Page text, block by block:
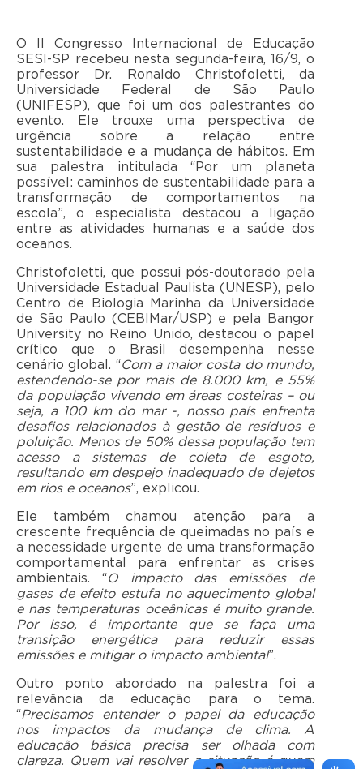
O II Congresso Internacional de Educação
SESI-SP recebeu nesta segunda-feira, 16/9, o
professor Dr. Ronaldo Christofoletti, da
Universidade Federal de São Paulo
(UNIFESP), que foi um dos palestrantes do
evento. Ele trouxe uma perspectiva de
urgência sobre a relação entre
sustentabilidade e a mudança de hábitos. Em
sua palestra intitulada “Por um planeta
possível: caminhos de sustentabilidade para a
transformação de comportamentos na
escola”, o especialista destacou a ligação
entre as atividades humanas e a saúde dos
oceanos.
Christofoletti, que possui pós-doutorado pela
Universidade Estadual Paulista (UNESP), pelo
Centro de Biologia Marinha da Universidade
de São Paulo (CEBIMar/USP) e pela Bangor
University no Reino Unido, destacou o papel
crítico que o Brasil desempenha nesse
cenário global. “Com a maior costa do mundo,
estendendo-se por mais de 8.000 km, e 55%
da população vivendo em áreas costeiras – ou
seja, a 100 km do mar -, nosso país enfrenta
desafios relacionados à gestão de resíduos e
poluição. Menos de 50% dessa população tem
acesso a sistemas de coleta de esgoto,
resultando em despejo inadequado de dejetos
em rios e oceanos”, explicou.
Ele também chamou atenção para a
crescente frequência de queimadas no país e
a necessidade urgente de uma transformação
comportamental para enfrentar as crises
ambientais. “O impacto das emissões de
gases de efeito estufa no aquecimento global
e nas temperaturas oceânicas é muito grande.
Por isso, é importante que se faça uma
transição energética para reduzir essas
emissões e mitigar o impacto ambiental”.
Outro ponto abordado na palestra foi a
relevância da educação para o tema.
“Precisamos entender o papel da educação
nos impactos da mudança de clima. A
educação básica precisa ser olhada com
clareza. Quem vai resolver a situação é quem